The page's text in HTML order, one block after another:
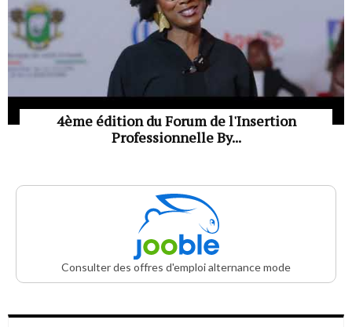
4ème édition du Forum de l'Insertion
Professionnelle By...
Consulter des offres d'emploi alternance mode